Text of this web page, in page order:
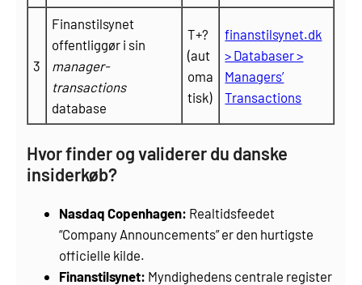
3
Finanstilsynet
offentliggør i sin
manager-
transactions
database
T+?
(aut
oma
tisk)
finanstilsynet.dk
> Databaser >
Managers’
Transactions
Hvor finder og validerer du danske
insiderkøb?
Nasdaq Copenhagen: Realtidsfeedet
“Company Announcements” er den hurtigste
officielle kilde.
Finanstilsynet: Myndighedens centrale register